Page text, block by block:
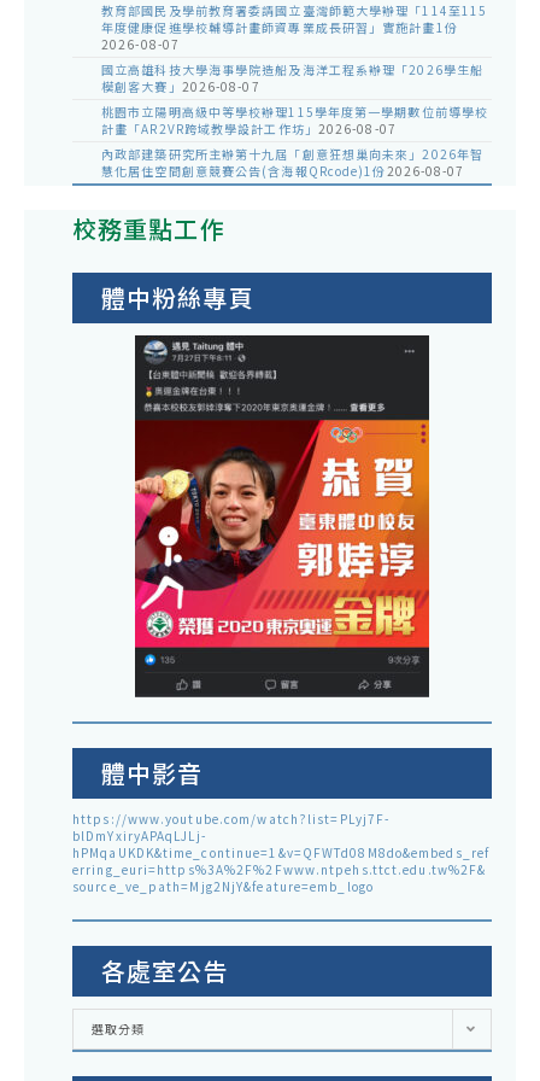
教育部國民及學前教育署委請國立臺灣師範大學辦理「114至115
年度健康促進學校輔導計畫師資專業成長研習」實施計畫1份
2026-08-07
國立高雄科技大學海事學院造船及海洋工程系辦理「2026學生船
模創客大賽」 2026-08-07
桃園市立陽明高級中等學校辦理115學年度第一學期數位前導學校
計畫「AR2VR跨域教學設計工作坊」 2026-08-07
內政部建築研究所主辦第十九屆「創意狂想巢向未來」2026年智
慧化居住空間創意競賽公告(含海報QRcode)1份2026-08-07
校務重點工作
體中粉絲專頁
體中影音
https://www.youtube.com/watch?list=PLyj7F-
blDmYxiryAPAqLJLj-
hPMqaUKDK&time_continue=1&v=QFWTd08M8do&embeds_ref
erring_euri=https%3A%2F%2Fwww.ntpehs.ttct.edu.tw%2F&
source_ve_path=Mjg2NjY&feature=emb_logo
各處室公告
各
室
選取分類